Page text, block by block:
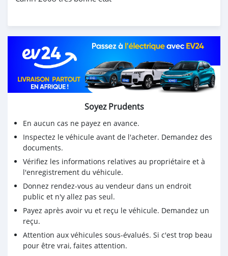
Soyez Prudents
En aucun cas ne payez en avance.
Inspectez le véhicule avant de l'acheter. Demandez des
documents.
Vérifiez les informations relatives au propriétaire et à
l'enregistrement du véhicule.
Donnez rendez-vous au vendeur dans un endroit
public et n'y allez pas seul.
Payez après avoir vu et reçu le véhicule. Demandez un
reçu.
Attention aux véhicules sous-évalués. Si c'est trop beau
pour être vrai, faites attention.